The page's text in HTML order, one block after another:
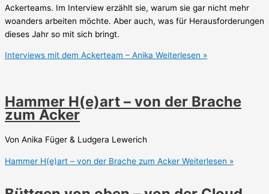
Ackerteams. Im Interview erzählt sie, warum sie gar nicht mehr
woanders arbeiten möchte. Aber auch, was für Herausforderungen
dieses Jahr so mit sich bringt.
Interviews mit dem Ackerteam – Anika Weiterlesen »
Hammer H(e)art – von der Brache
zum Acker
Von Anika Füger & Ludgera Lewerich
Hammer H(e)art – von der Brache zum Acker Weiterlesen »